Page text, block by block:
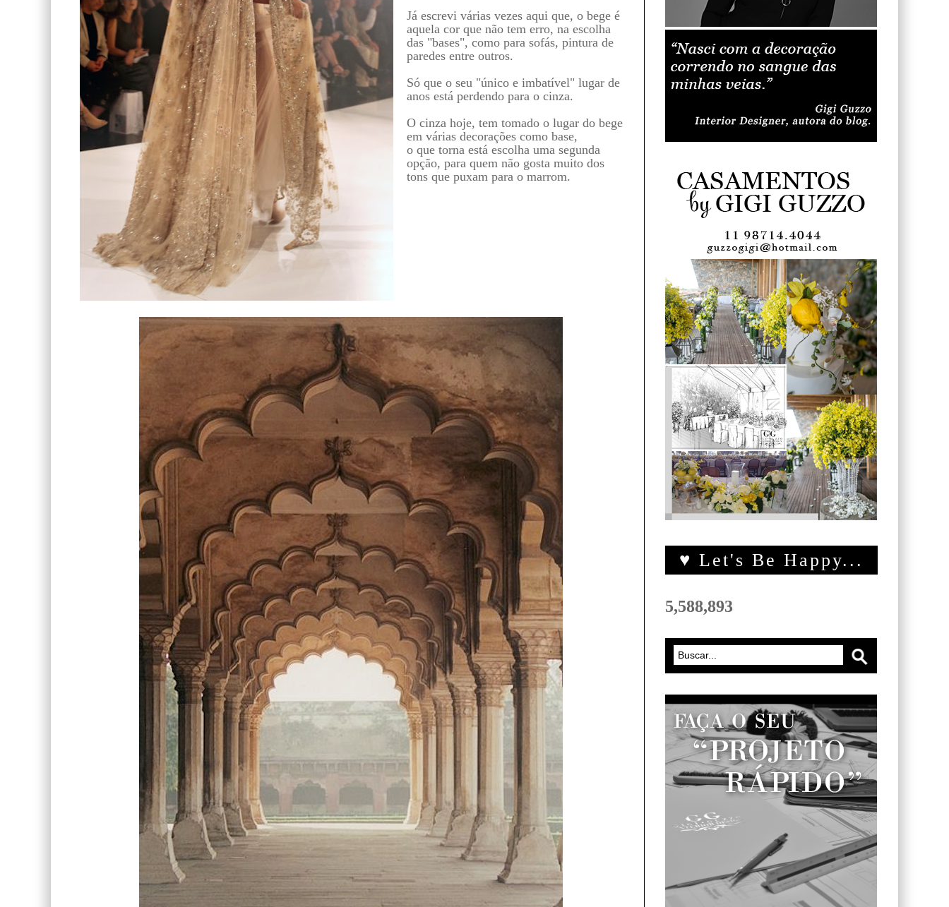
Já escrevi várias vezes aqui que, o bege é
aquela cor que não tem erro, na escolha
das "bases", como para sofás, pintura de
paredes entre outros.
Só que o seu "único e imbatível" lugar de
anos está perdendo para o cinza.
O cinza hoje, tem tomado o lugar do bege
em várias decorações como base,
o que torna está escolha uma segunda
opção, para quem não gosta muito dos
tons que puxam para o marrom.
♥ Let's Be Happy...
5,588,893